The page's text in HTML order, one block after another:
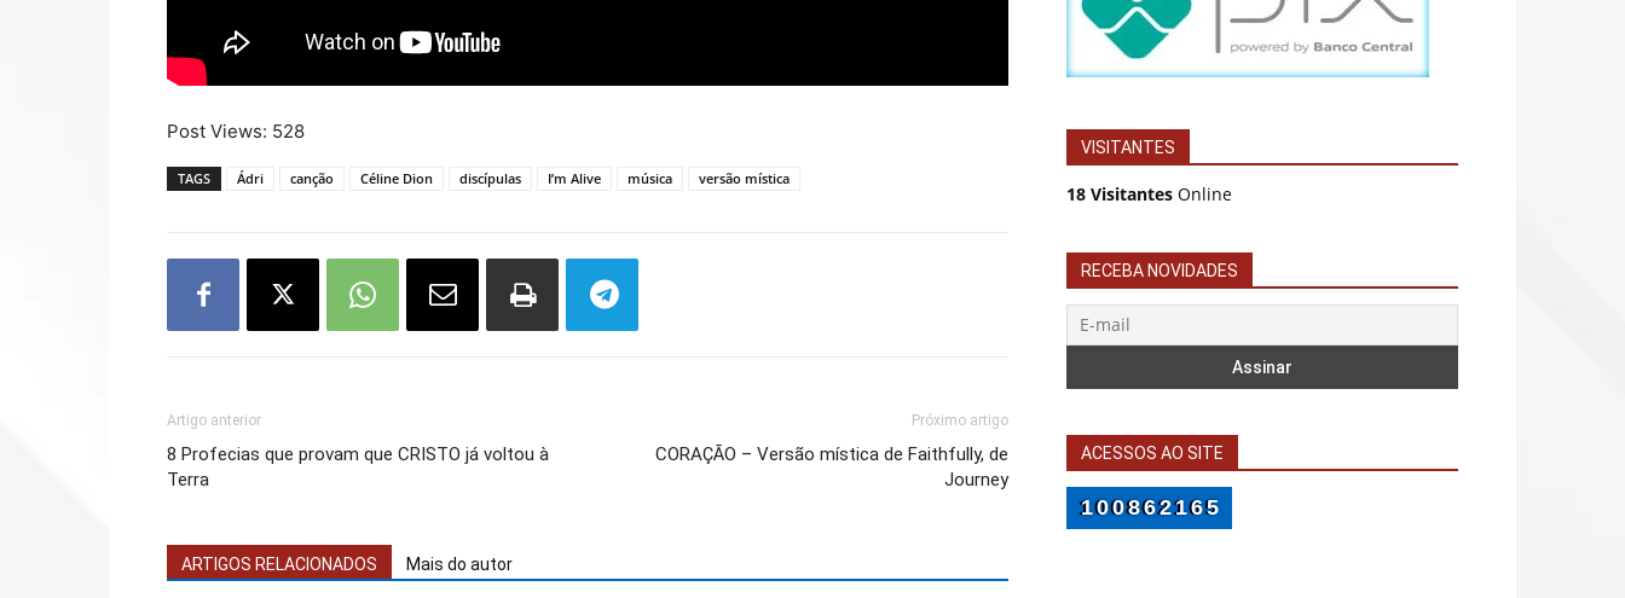
Post Views: 528
TAGS Ádri canção Céline Dion discípulas I’m Alive música versão mística
Artigo anterior
8 Profecias que provam que CRISTO já voltou à
Terra
Próximo artigo
CORAÇÃO – Versão mística de Faithfully, de
Journey
ARTIGOS RELACIONADOS Mais do autor
VISITANTES
18 Visitantes Online
RECEBA NOVIDADES
ACESSOS AO SITE
100862165